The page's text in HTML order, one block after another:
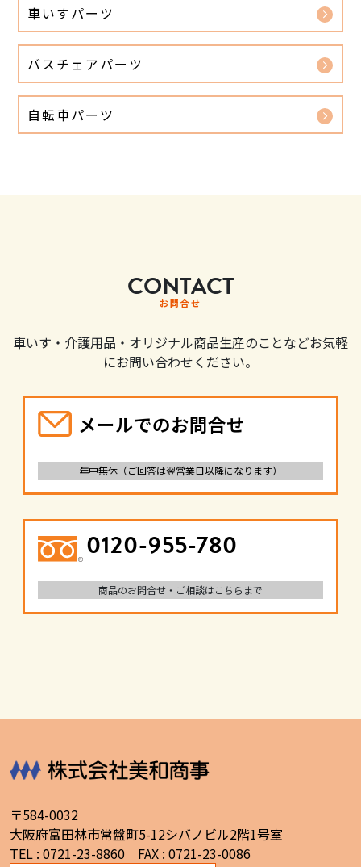
車いすパーツ
バスチェアパーツ
自転車パーツ
CONTACT
お問合せ
車いす・介護用品・オリジナル商品生産のことなどお気軽
にお問い合わせください。
メールでのお問合せ
年中無休（ご回答は翌営業日以降になります）
0120-955-780
商品のお問合せ・ご相談はこちらまで
〒584-0032
大阪府富田林市常盤町5-12シバノビル2階1号室
TEL : 0721-23-8860 FAX : 0721-23-0086